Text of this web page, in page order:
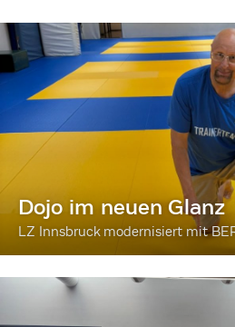
Dojo im neuen Glanz
LZ Innsbruck modernisiert mit